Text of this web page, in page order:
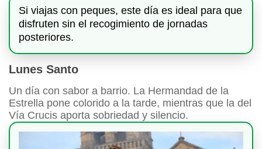
Si viajas con peques, este día es ideal para que
disfruten sin el recogimiento de jornadas
posteriores.
Lunes Santo
Un día con sabor a barrio. La Hermandad de la
Estrella pone colorido a la tarde, mientras que la del
Vía Crucis aporta sobriedad y silencio.